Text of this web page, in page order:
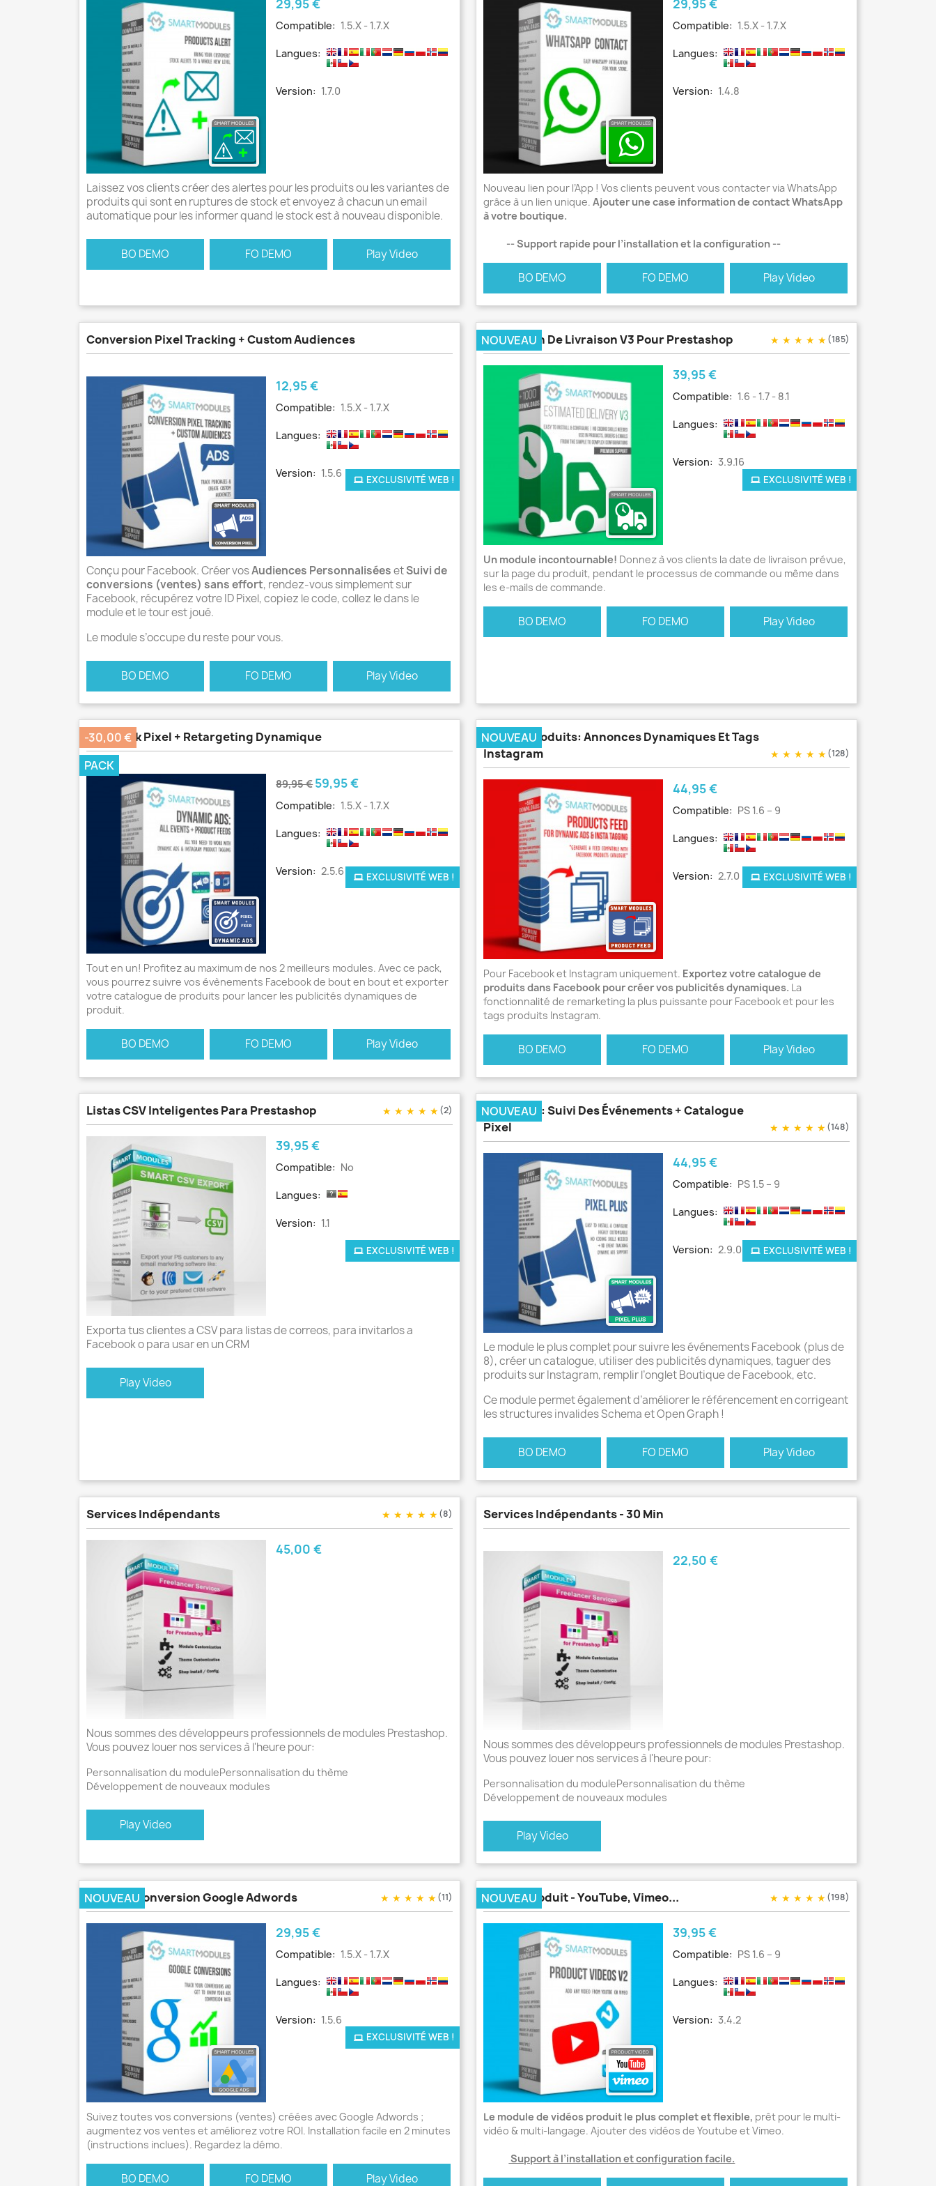
Prix
29,95 €
Compatible: 1.5.x - 1.7.x
Langues:
Version: 1.7.0
Laissez vos clients créer des alertes pour les produits ou les variantes de
produits qui sont en ruptures de stock et envoyez à chacun un email
automatique pour les informer quand le stock est à nouveau disponible.
BO DEMO FO DEMO Play Video
Prix
29,95 €
Compatible: 1.5.x - 1.7.x
Langues:
Version: 1.4.8
Nouveau lien pour l’App ! Vos clients peuvent vous contacter via WhatsApp
grâce à un lien unique.Ajouter une case information de contact WhatsApp
à votre boutique.
-- Support rapide pour l’installation et la configuration --
BO DEMO FO DEMO Play Video
Conversion Pixel Tracking + Custom Audiences
Prix
12,95 €
Compatible: 1.5.x - 1.7.x
Langues:
Version: 1.5.6
Conçu pour Facebook. Créer vosAudiences PersonnaliséesetSuivi de
conversions (ventes) sans effort, rendez-vous simplement sur
Facebook, récupérez votre ID Pixel, copiez le code, collez le dans le
module et le tour est joué.
Le module s’occupe du reste pour vous.
EXCLUSIVITÉ WEB !
BO DEMO FO DEMO Play Video
Estimation De Livraison V3 Pour Prestashop ★ ★ ★ ★ ★(185)
Prix
39,95 €
Compatible: 1.6 - 1.7 - 8.1
Langues:
Version: 3.9.16
Un module incontournable! Donnez à vos clients la date de livraison prévue,
sur la page du produit, pendant le processus de commande ou même dans
les e-mails de commande.
EXCLUSIVITÉ WEB !
NOUVEAU
BO DEMO FO DEMO Play Video
Facebook Pixel + Retargeting Dynamique
Prix
base
89,95 €Prix
59,95 €
Compatible: 1.5.x - 1.7.x
Langues:
Version: 2.5.6 - 2.4.2
Tout en un! Profitez au maximum de nos 2 meilleurs modules. Avec ce pack,
vous pourrez suivre vos évènements Facebook de bout en bout et exporter
votre catalogue de produits pour lancer les publicités dynamiques de
produit.
EXCLUSIVITÉ WEB !
-30,00 €
PACK
BO DEMO FO DEMO Play Video
Flux De Produits: Annonces Dynamiques Et Tags
Instagram
★ ★ ★ ★ ★(128)
Prix
44,95 €
Compatible: PS 1.6 – 9
Langues:
Version: 2.7.0
Pour Facebook et Instagram uniquement. Exportez votre catalogue de
produits dans Facebook pour créer vos publicités dynamiques. La
fonctionnalité de remarketing la plus puissante pour Facebook et pour les
tags produits Instagram.
EXCLUSIVITÉ WEB !
NOUVEAU
BO DEMO FO DEMO Play Video
Listas CSV Inteligentes Para Prestashop ★ ★ ★ ★ ★(2)
Prix
39,95 €
Compatible: No
Langues:
Version: 1.1
Exporta tus clientes a CSV para listas de correos, para invitarlos a
Facebook o para usar en un CRM
EXCLUSIVITÉ WEB !
Play Video
Pixel Plus : Suivi Des Événements + Catalogue
Pixel
★ ★ ★ ★ ★(148)
Prix
44,95 €
Compatible: PS 1.5 – 9
Langues:
Version: 2.9.0
Le module le plus complet pour suivre les événements Facebook (plus de
8), créer un catalogue, utiliser des publicités dynamiques, taguer des
produits sur Instagram, remplir l’onglet Boutique de Facebook, etc.
Ce module permet également d’améliorer le référencement en corrigeant
les structures invalides Schema et Open Graph !
EXCLUSIVITÉ WEB !
NOUVEAU
BO DEMO FO DEMO Play Video
Services Indépendants ★ ★ ★ ★ ★(8)
Prix
45,00 €
Nous sommes des développeurs professionnels de modules Prestashop.
Vous pouvez louer nos services à l'heure pour:
Personnalisation du modulePersonnalisation du thème
Développement de nouveaux modules
Play Video
Services Indépendants - 30 Min
Prix
22,50 €
Nous sommes des développeurs professionnels de modules Prestashop.
Vous pouvez louer nos services à l'heure pour:
Personnalisation du modulePersonnalisation du thème
Développement de nouveaux modules
Play Video
Suivi De Conversion Google Adwords ★ ★ ★ ★ ★(11)
Prix
29,95 €
Compatible: 1.5.x - 1.7.x
Langues:
Version: 1.5.6
Suivez toutes vos conversions (ventes) créées avec Google Adwords ;
augmentez vos ventes et améliorez votre ROI. Installation facile en 2 minutes
(instructions inclues). Regardez la démo.
EXCLUSIVITÉ WEB !
NOUVEAU
BO DEMO FO DEMO Play Video
Vidéos Produit - YouTube, Vimeo... ★ ★ ★ ★ ★(198)
Prix
39,95 €
Compatible: PS 1.6 – 9
Langues:
Version: 3.4.2
Le module de vidéos produit le plus complet et flexible, prêt pour le multi-
vidéo & multi-langage. Ajouter des vidéos de Youtube et Vimeo.
Support à l’installation et configuration facile.
NOUVEAU